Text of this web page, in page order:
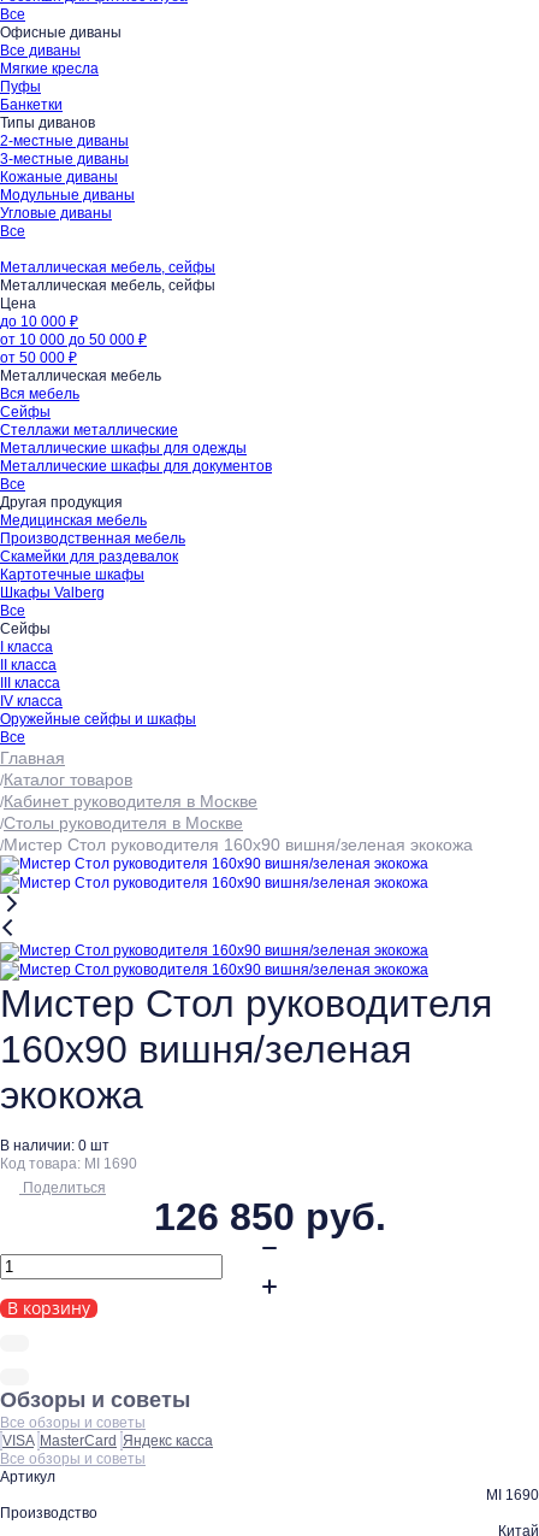
Все
Офисные диваны
Все диваны
Мягкие кресла
Пуфы
Банкетки
Типы диванов
2-местные диваны
3-местные диваны
Кожаные диваны
Модульные диваны
Угловые диваны
Все
Металлическая мебель, сейфы
Металлическая мебель, сейфы
Цена
до 10 000 ₽
от 10 000 до 50 000 ₽
от 50 000 ₽
Металлическая мебель
Вся мебель
Сейфы
Стеллажи металлические
Металлические шкафы для одежды
Металлические шкафы для документов
Все
Другая продукция
Медицинская мебель
Производственная мебель
Скамейки для раздевалок
Картотечные шкафы
Шкафы Valberg
Все
Сейфы
I класса
II класса
III класса
IV класса
Оружейные сейфы и шкафы
Все
Главная
Каталог товаров
Кабинет руководителя в Москве
Столы руководителя в Москве
Мистер Стол руководителя 160x90 вишня/зеленая экокожа
Мистер Стол руководителя
160x90 вишня/зеленая
экокожа
В наличии: 0 шт
Код товара: MI 1690
Поделиться
126 850 руб.
В корзину
Обзоры и советы
Все обзоры и советы
VISA MasterCard Яндекс касса
Все обзоры и советы
Артикул
MI 1690
Производство
Китай